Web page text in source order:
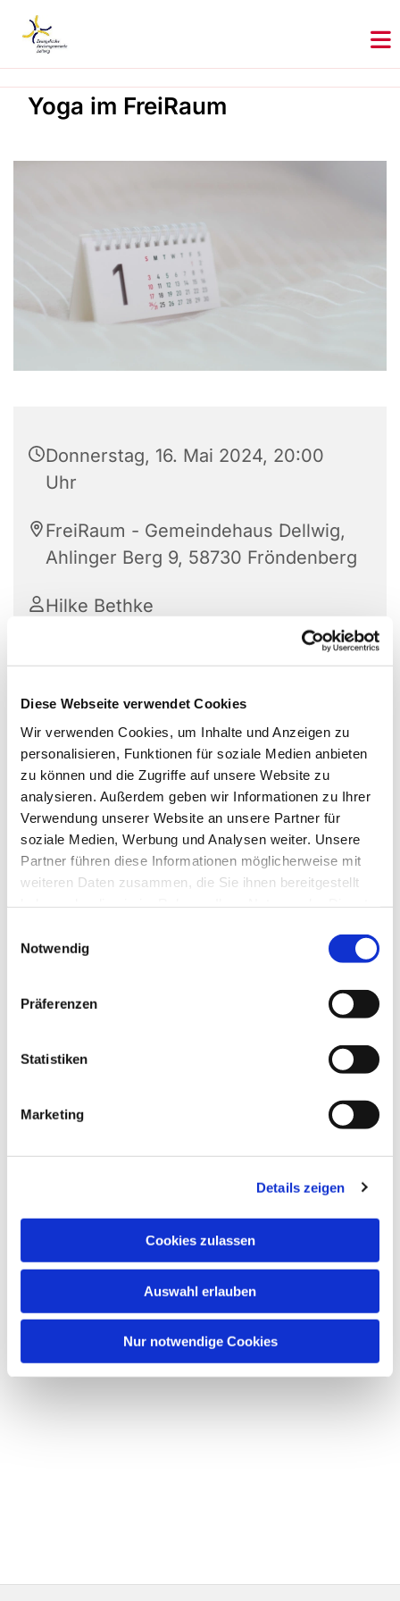
Diese Webseite verwendet Cookies
Wir verwenden Cookies, um Inhalte und Anzeigen zu
personalisieren, Funktionen für soziale Medien anbieten
zu können und die Zugriffe auf unsere Website zu
analysieren. Außerdem geben wir Informationen zu Ihrer
Verwendung unserer Website an unsere Partner für
soziale Medien, Werbung und Analysen weiter. Unsere
Partner führen diese Informationen möglicherweise mit
weiteren Daten zusammen, die Sie ihnen bereitgestellt
Notwendig
Präferenzen
Statistiken
Marketing
Details zeigen
Cookies zulassen
Auswahl erlauben
Nur notwendige Cookies
Yoga im FreiRaum
Donnerstag, 16. Mai 2024, 20:00
Uhr
FreiRaum - Gemeindehaus Dellwig,
Ahlinger Berg 9, 58730 Fröndenberg
Hilke Bethke
Dies könnte Sie auch